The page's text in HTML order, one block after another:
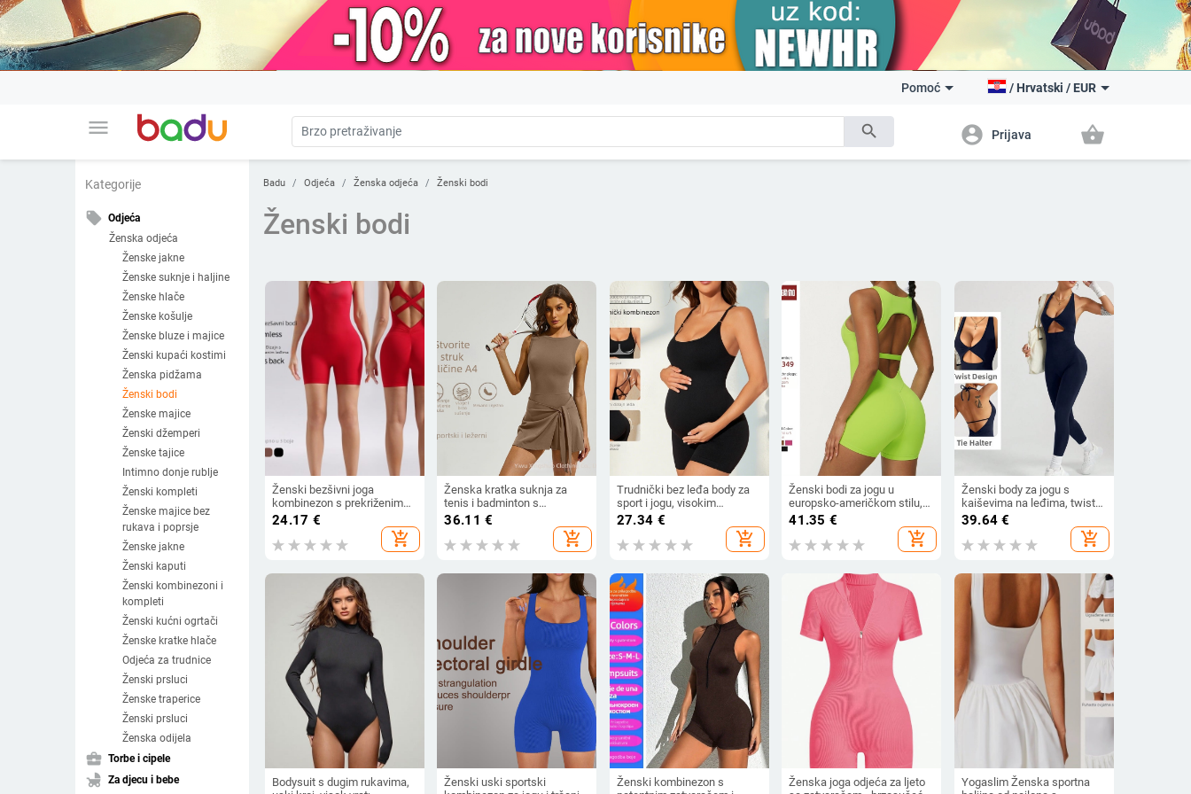
menu search
Pomoć / Hrvatski / EUR
account_circle Prijava shopping_basket
Kategorije
local_offer Odjeća
Ženska odjeća
Ženske jakne
Ženske suknje i haljine
Ženske hlače
Ženske košulje
Ženske bluze i majice
Ženski kupaći kostimi
Ženska pidžama
Ženski bodi
Ženske majice
Ženski džemperi
Ženske tajice
Intimno donje rublje
Ženski kompleti
Ženske majice bez
rukava i poprsje
Ženske jakne
Ženski kaputi
Ženski kombinezoni i
kompleti
Ženski kućni ogrtači
Ženske kratke hlače
Odjeća za trudnice
Ženski prsluci
Ženske traperice
Ženski prsluci
Ženska odijela
business_center Torbe i cipele
child_friendly Za djecu i bebe
Badu Odjeća Ženska odjeća Ženski bodi
Ženski bodi
Ženski bezšivni joga
kombinezon s prekriženim
leđima, za trčanje na
otvorenom, upija vlagu, 90%
najlon, 10% spandeks,
uklonjive jastuke za prsa,
24.17 €
add_shopping_cart
Ženska kratka suknja za
tenis i badminton s
otvorenim leđima, zaštita od
prozirnosti, prozračna, brzo
sušenje
36.11 €
add_shopping_cart
Trudnički bez leđa body za
sport i jogu, visokim
strukom, podizanje bokova,
brzo sušenje, najlonsko-
spandeks materijal, uklonjivi
27.34 €
add_shopping_cart
Ženski bodi za jogu u
europsko-američkom stilu,
jesenski model, visok
intenzitet, lijep dizajn leđa,
osjećaj kože.
41.35 €
add_shopping_cart
Ženski body za jogu s
kaiševima na leđima, twist
dizajn, visok struk za
podizanje, 92% najlon/8%
spandex, jesen 2025
39.64 €
add_shopping_cart
Bodysuit s dugim rukavima,
Ženski uski sportski
Ženski kombinezon s
Ženska joga odjeća za ljeto
Yogaslim Ženska sportna